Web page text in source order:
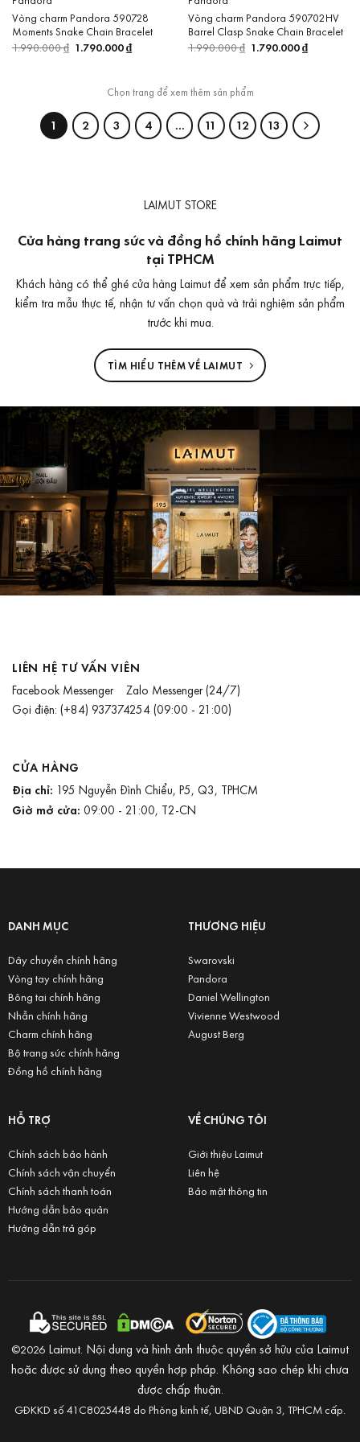
Vòng charm Pandora 590728
Moments Snake Chain Bracelet
1.990.000₫ Giá
1.790.000₫Giá
hiện
1.790.000 ₫.
Vòng charm Pandora 590702HV
Barrel Clasp Snake Chain Bracelet
1.990.000₫ Giá
1.790.000₫Giá
hiện
1 2 3 4 … 11 12 13
LAIMUT STORE
Cửa hàng trang sức và đồng hồ chính hãng Laimut
tại TPHCM
Khách hàng có thể ghé cửa hàng Laimut để xem sản phẩm trực tiếp,
kiểm tra mẫu thực tế, nhận tư vấn chọn quà và trải nghiệm sản phẩm
trước khi mua.
TÌM HIỂU THÊM VỀ LAIMUT
LIÊN HỆ TƯ VẤN VIÊN
Facebook Messenger Zalo Messenger(24/7)
Gọi điện: (+84) 937374254(09:00 - 21:00)
CỬA HÀNG
Địa chỉ: 195 Nguyễn Đình Chiểu, P5, Q3, TPHCM
Giờ mở cửa: 09:00 - 21:00, T2-CN
DANH MỤC
Dây chuyền chính hãng
Vòng tay chính hãng
Bông tai chính hãng
Nhẫn chính hãng
Charm chính hãng
Bộ trang sức chính hãng
Đồng hồ chính hãng
THƯƠNG HIỆU
Swarovski
Pandora
Daniel Wellington
Vivienne Westwood
August Berg
HỖ TRỢ
Chính sách bảo hành
Chính sách vận chuyển
Chính sách thanh toán
Hướng dẫn bảo quản
Hướng dẫn trả góp
VỀ CHÚNG TÔI
Giới thiệu Laimut
Liên hệ
Bảo mật thông tin
©2026 Laimut. Nội dung và hình ảnh thuộc quyền sở hữu của Laimut
hoặc được sử dụng theo quyền hợp pháp. Không sao chép khi chưa
được chấp thuận.
GĐKKD số 41C8025448 do Phòng kinh tế, UBND Quận 3, TPHCM cấp.